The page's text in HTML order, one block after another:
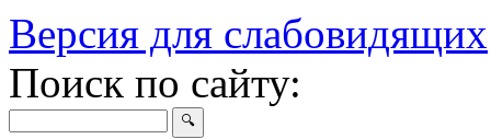
Версия для слабовидящих
Поиск по сайту: